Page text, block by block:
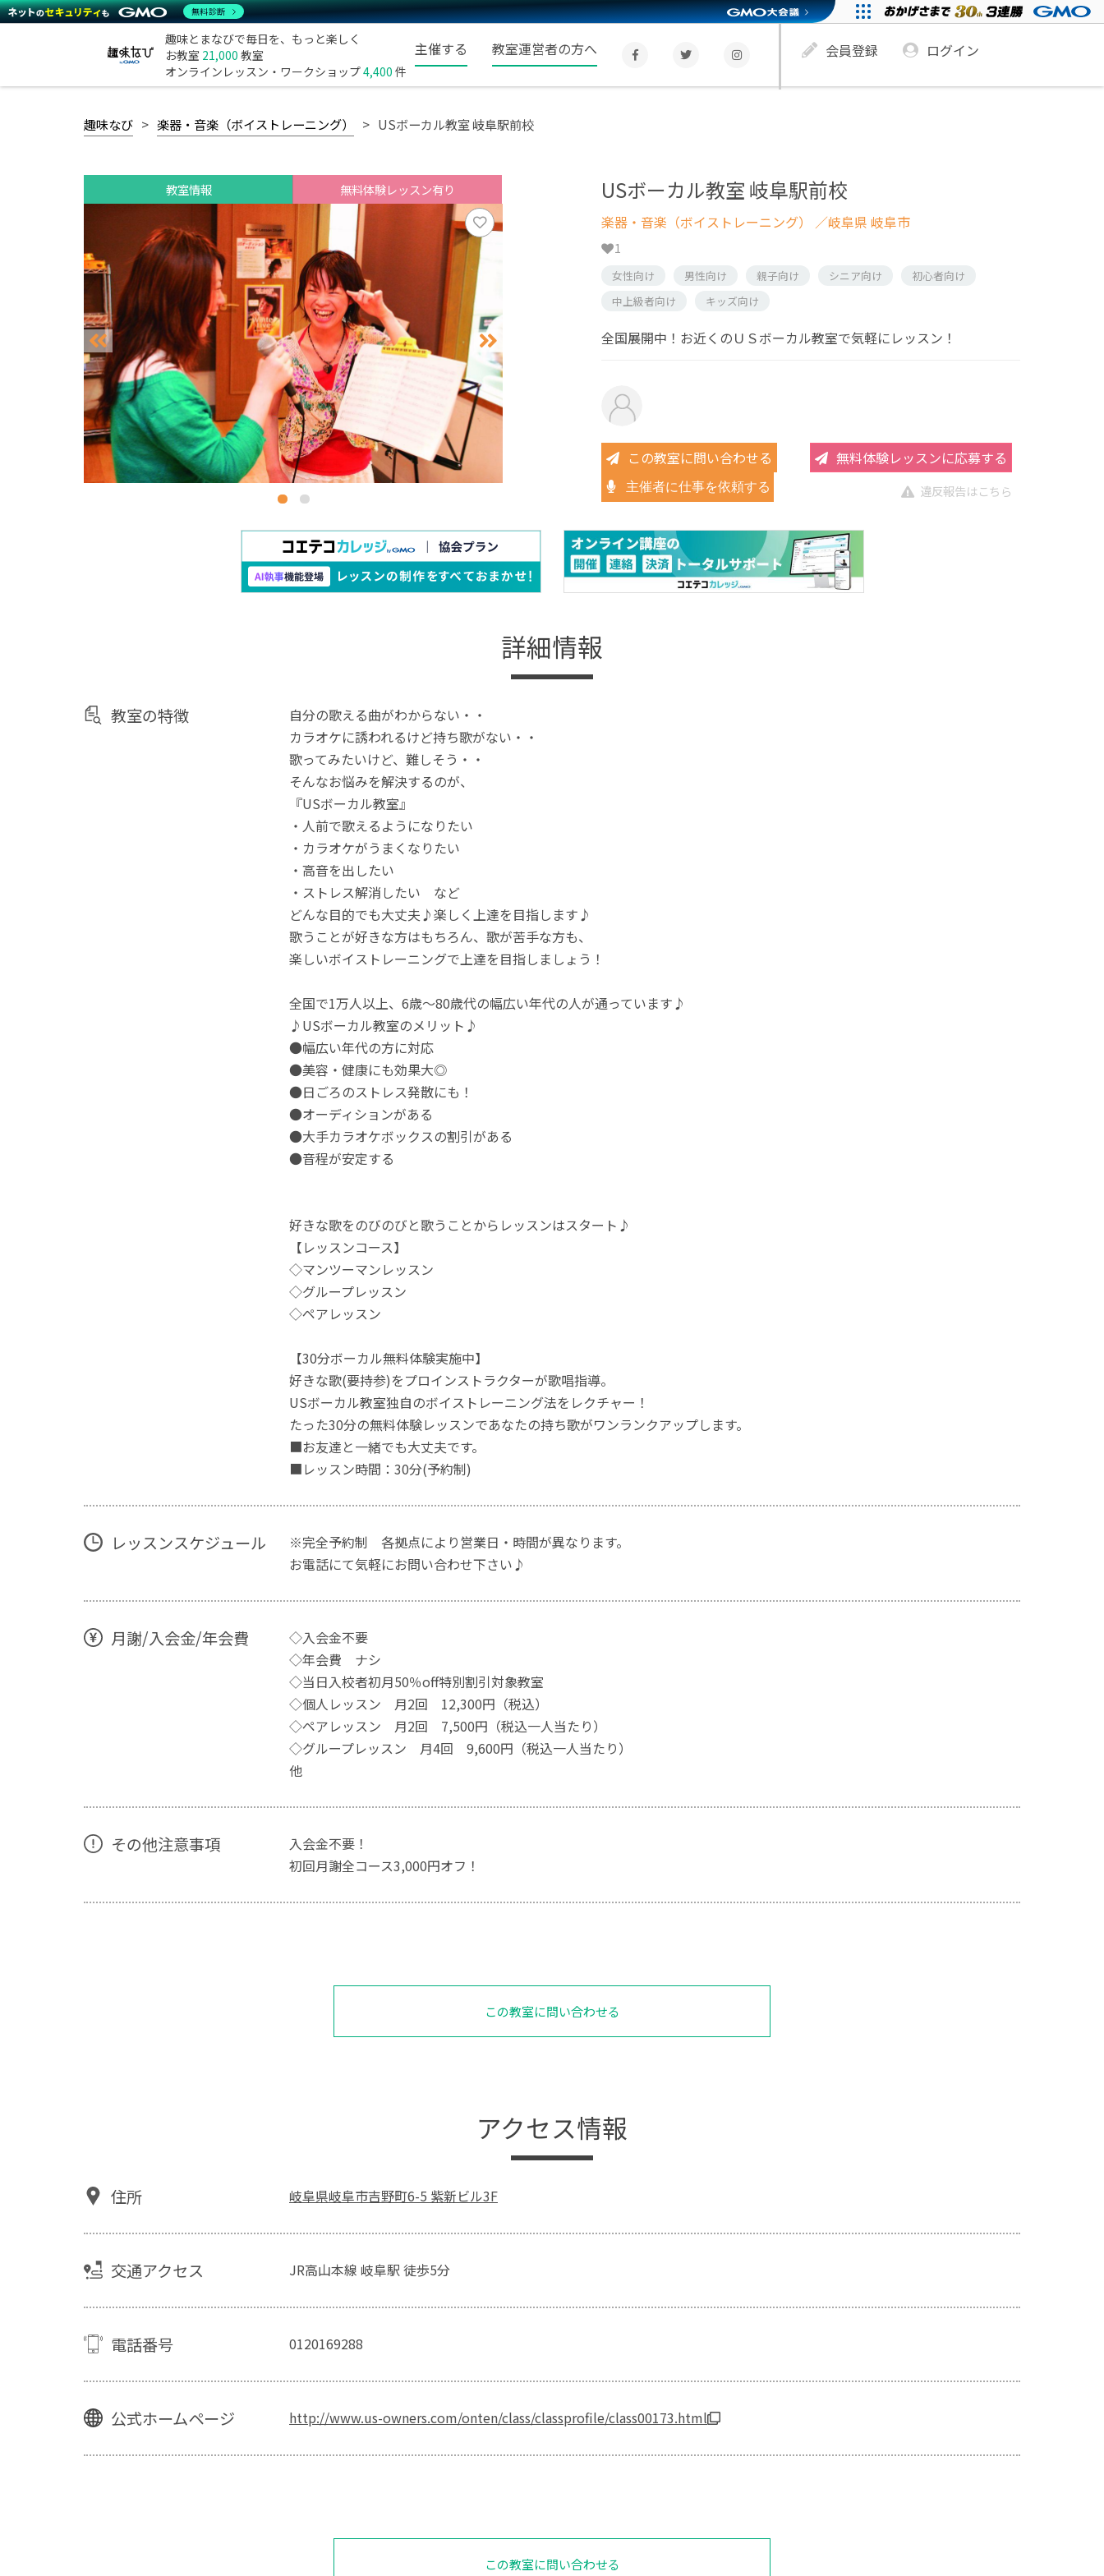
趣味とまなびで毎日を、もっと楽しく
お教室 21,000 教室
オンラインレッスン・ワークショップ4,400 件
主催する 教室運営者の方へ 会員登録 ログイン
趣味なび 楽器・音楽（ボイストレーニング） USボーカル教室 岐阜駅前校
教室情報 無料体験レッスン有り USボーカル教室 岐阜駅前校
楽器・音楽（ボイストレーニング） ／岐阜県 岐阜市
1
女性向け 男性向け 親子向け シニア向け
初心者向け
中上級者向け
キッズ向け
全国展開中！お近くのＵＳボーカル教室で気軽にレッスン！
この教室に問い合わせる 無料体験レッスンに応募する
主催者に仕事を依頼する 違反報告はこちら
詳細情報
教室の特徴
自分の歌える曲がわからない・・
カラオケに誘われるけど持ち歌がない・・
歌ってみたいけど、難しそう・・
そんなお悩みを解決するのが、
『USボーカル教室』
・人前で歌えるようになりたい
・カラオケがうまくなりたい
・高音を出したい
・ストレス解消したい など
どんな目的でも大丈夫♪楽しく上達を目指します♪
歌うことが好きな方はもちろん、歌が苦手な方も、
楽しいボイストレーニングで上達を目指しましょう！
全国で1万人以上、6歳～80歳代の幅広い年代の人が通っています♪
♪USボーカル教室のメリット♪
●幅広い年代の方に対応
●美容・健康にも効果大◎
●日ごろのストレス発散にも！
●オーディションがある
●大手カラオケボックスの割引がある
●音程が安定する
好きな歌をのびのびと歌うことからレッスンはスタート♪
【レッスンコース】
◇マンツーマンレッスン
◇グループレッスン
◇ペアレッスン
【30分ボーカル無料体験実施中】
好きな歌(要持参)をプロインストラクターが歌唱指導。
USボーカル教室独自のボイストレーニング法をレクチャー！
たった30分の無料体験レッスンであなたの持ち歌がワンランクアップします。
■お友達と一緒でも大丈夫です。
■レッスン時間：30分(予約制)
レッスンスケジュール
※完全予約制 各拠点により営業日・時間が異なります。
お電話にて気軽にお問い合わせ下さい♪
月謝/入会金/年会費
◇入会金不要
◇年会費 ナシ
◇当日入校者初月50％off特別割引対象教室
◇個人レッスン 月2回 12,300円（税込）
◇ペアレッスン 月2回 7,500円（税込一人当たり）
◇グループレッスン 月4回 9,600円（税込一人当たり）
他
その他注意事項
入会金不要！
初回月謝全コース3,000円オフ！
この教室に問い合わせる
アクセス情報
住所 岐阜県岐阜市吉野町6-5 紫新ビル3F
交通アクセス JR高山本線 岐阜駅 徒歩5分
電話番号 0120169288
公式ホームページ http://www.us-owners.com/onten/class/classprofile/class00173.html
この教室に問い合わせる
無料診断